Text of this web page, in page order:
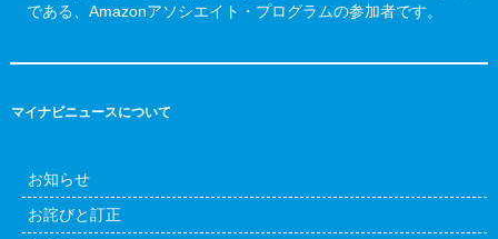
である、Amazonアソシエイト・プログラムの参加者です。
マイナビニュースについて
お知らせ
お詫びと訂正